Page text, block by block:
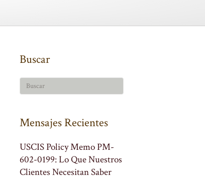
Buscar
Mensajes Recientes
USCIS Policy Memo PM-
602-0199: Lo Que Nuestros
Clientes Necesitan Saber